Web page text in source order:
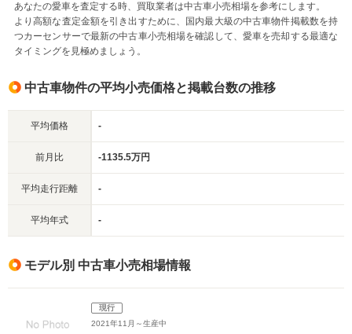
あなたの愛車を査定する時、買取業者は中古車小売相場を参考にします。
より高額な査定金額を引き出すために、国内最大級の中古車物件掲載数を持
つカーセンサーで最新の中古車小売相場を確認して、愛車を売却する最適な
タイミングを見極めましょう。
中古車物件の平均小売価格と掲載台数の推移
平均価格 -
前月比 -1135.5万円
平均走行距離 -
平均年式 -
モデル別 中古車小売相場情報
現行
2021年11月～生産中